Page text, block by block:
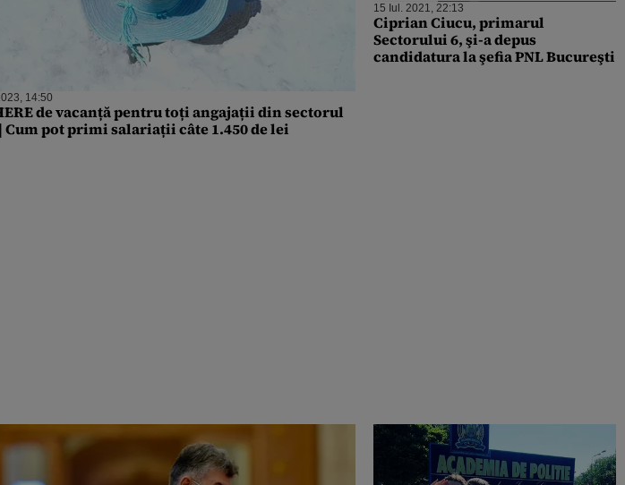
14:50
de vacanță pentru toți angajații din sectorul
Cum pot primi salariații câte 1.450 de lei
15 Iul. 2021, 22:13
Ciprian Ciucu, primarul
Sectorului 6, şi-a depus
candidatura la şefia PNL Bucureşti